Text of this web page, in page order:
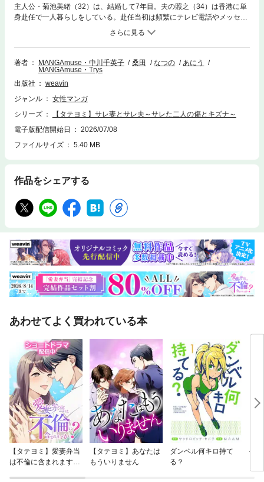
主人公・菊池美緒（32）は、結婚して7年目。夫の照之（34）は香港に単
身赴任で一人暮らしをしている。赴任当初は頻繁にテレビ電話やメッセー
ジをくれていたが、最近はめっきり数も減っていて…久々に東京に戻って
きた時に、「私たちそろそろ子供を…」という話をしても、「疲れてるか
ら」と断られて、すっかりレスで、子供どころか、夫婦関係も冷め切って
しまっている。単身赴任中に何かが変わった。久しぶりに出会った大学時
代からの友人で探偵事務所をしている祥子（32）に夫のことを相談する
と、しばらく経った後に祥子から衝撃的な事実を聞かされる。夫・照之は
と…！そしてその相手は、なんと美緒と祥子の大学時代の友人である雄介
の妻だった。サレ妻とサレ夫となった旧友。二人が結託し、それぞれのパ
は…！？
著者 MANGAmuse・中川千英子 桑田 なつの
あにう
MANGAmuse・Trys
出版社
weavin
ジャンル
女性マンガ
シリーズ
【タテヨミ】サレ妻とサレ夫～サレた二人の傷とキズナ～
電子版配信開始日
2026/07/08
ファイルサイズ
5.40 MB
作品をシェアする
あわせてよく買われている本
【タテヨミ】愛妻弁当
は不倫に含まれます
【タテヨミ】あなたは
もういりません
ダンベル何キロ持て
る？
や